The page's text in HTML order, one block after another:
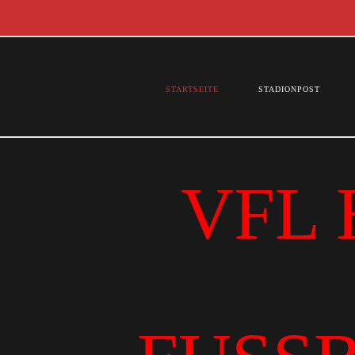
STARTSEITE STADIONPOST
VFL